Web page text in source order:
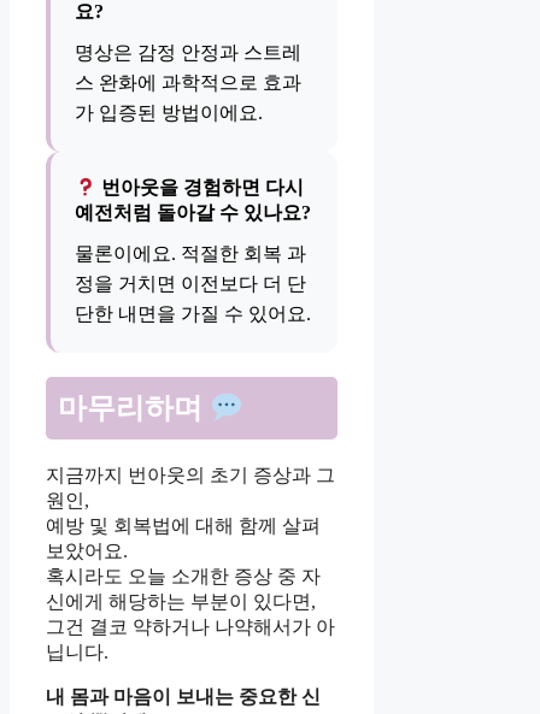
요?
명상은 감정 안정과 스트레
스 완화에 과학적으로 효과
가 입증된 방법이에요.
번아웃을 경험하면 다시
예전처럼 돌아갈 수 있나요?
물론이에요. 적절한 회복 과
정을 거치면 이전보다 더 단
단한 내면을 가질 수 있어요.
마무리하며
지금까지 번아웃의 초기 증상과 그
원인,
예방 및 회복법에 대해 함께 살펴
보았어요.
혹시라도 오늘 소개한 증상 중 자
신에게 해당하는 부분이 있다면,
그건 결코 약하거나 나약해서가 아
닙니다.
내 몸과 마음이 보내는 중요한 신